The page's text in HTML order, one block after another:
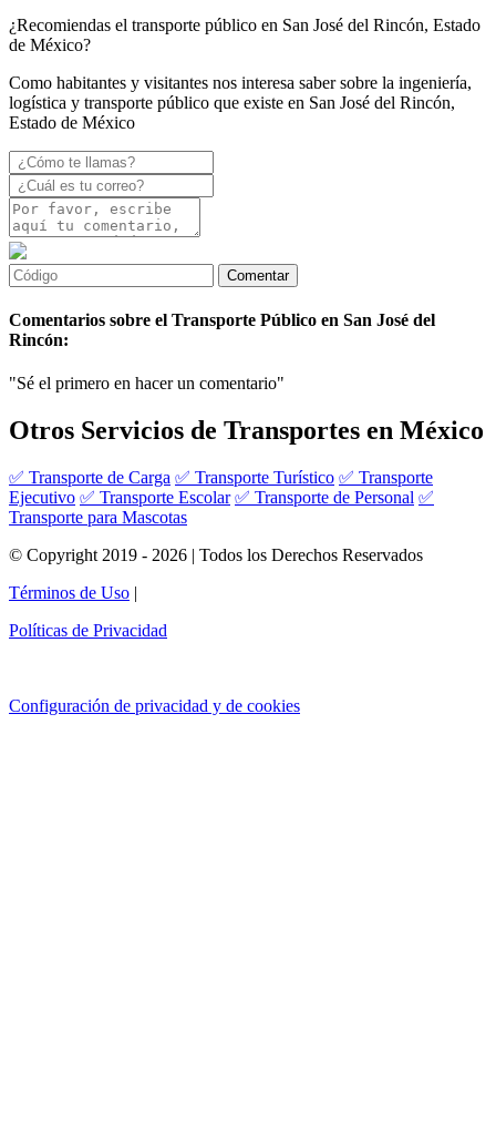
¿Recomiendas el transporte público en San José del Rincón, Estado
de México?
Como habitantes y visitantes nos interesa saber sobre la ingeniería,
logística y transporte público que existe en San José del Rincón,
Estado de México
Comentarios sobre el Transporte Público en San José del
Rincón:
"Sé el primero en hacer un comentario"
Otros Servicios de Transportes en México
✅ Transporte de Carga ✅ Transporte Turístico ✅ Transporte
Ejecutivo ✅ Transporte Escolar ✅ Transporte de Personal ✅
Transporte para Mascotas
© Copyright 2019 - 2026 | Todos los Derechos Reservados
Términos de Uso |
Políticas de Privacidad
Configuración de privacidad y de cookies